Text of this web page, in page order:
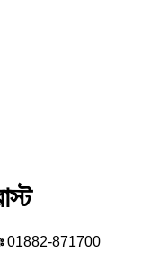
01882-871700